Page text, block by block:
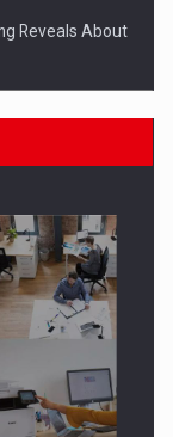
Reveals About
noilor